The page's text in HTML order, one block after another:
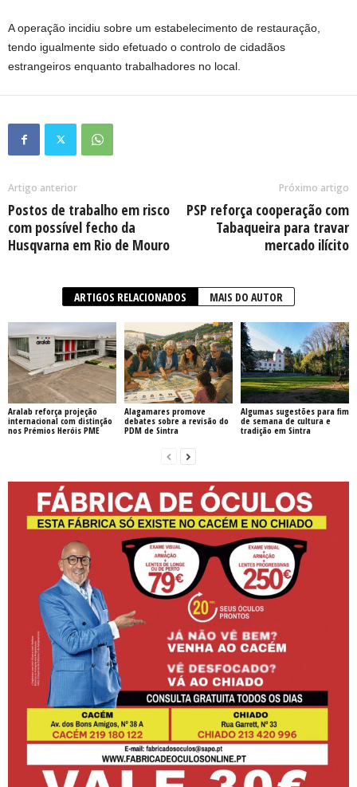
A operação incidiu sobre um estabelecimento de restauração,
tendo igualmente sido efetuado o controlo de cidadãos
estrangeiros enquanto trabalhadores no local.
Artigo anterior
Postos de trabalho em risco
com possível fecho da
Husqvarna em Rio de Mouro
Próximo artigo
PSP reforça cooperação com
Tabaqueira para travar
mercado ilícito
ARTIGOS RELACIONADOS MAIS DO AUTOR
Aralab reforça projeção
internacional com distinção
nos Prémios Heróis PME
Alagamares promove
debates sobre a revisão do
PDM de Sintra
Algumas sugestões para fim
de semana de cultura e
tradição em Sintra